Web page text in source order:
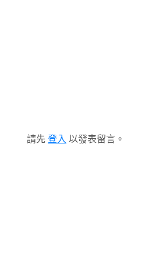
請先 登入 以發表留言。